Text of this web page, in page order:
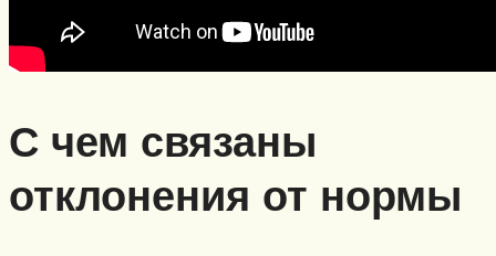
С чем связаны
отклонения от нормы